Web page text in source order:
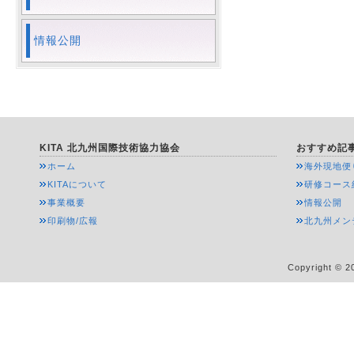
情報公開
KITA 北九州国際技術協力協会
ホーム
KITAについて
事業概要
印刷物/広報
おすすめ記
海外現地便
研修コース
情報公開
北九州メン
Copyright ©